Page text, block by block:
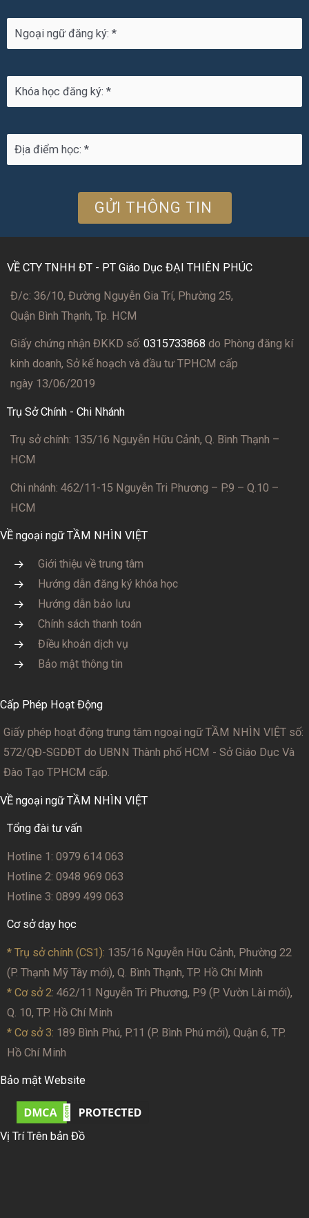
VỀ CTY TNHH ĐT - PT Giáo Dục ĐẠI THIÊN PHÚC
Đ/c: 36/10, Đường Nguyễn Gia Trí, Phường 25,
Quận Bình Thạnh, Tp. HCM
Giấy chứng nhận ĐKKD số: 0315733868 do Phòng đăng kí
kinh doanh, Sở kế hoạch và đầu tư TPHCM cấp
ngày 13/06/2019
Trụ Sở Chính - Chi Nhánh
Trụ sở chính: 135/16 Nguyễn Hữu Cảnh, Q. Bình Thạnh –
HCM
Chi nhánh: 462/11-15 Nguyễn Tri Phương – P.9 – Q.10 –
HCM
VỀ ngoại ngữ TẦM NHÌN VIỆT
Giới thiệu về trung tâm
Hướng dẫn đăng ký khóa học
Hướng dẫn bảo lưu
Chính sách thanh toán
Điều khoản dịch vụ
Bảo mật thông tin
Cấp Phép Hoạt Động
Giấy phép hoạt động trung tâm ngoại ngữ TẦM NHÌN VIỆT số:
572/QĐ-SGDĐT do UBNN Thành phố HCM - Sở Giáo Dục Và
Đào Tạo TPHCM cấp.
VỀ ngoại ngữ TẦM NHÌN VIỆT
Tổng đài tư vấn
Hotline 1: 0979 614 063
Hotline 2: 0948 969 063
Hotline 3: 0899 499 063
Cơ sở dạy học
* Trụ sở chính (CS1): 135/16 Nguyễn Hữu Cảnh, Phường 22
(P. Thạnh Mỹ Tây mới), Q. Bình Thạnh, TP. Hồ Chí Minh
* Cơ sở 2: 462/11 Nguyễn Tri Phương, P.9 (P. Vườn Lài mới),
Q. 10, TP. Hồ Chí Minh
* Cơ sở 3: 189 Bình Phú, P.11 (P. Bình Phú mới), Quận 6, TP.
Hồ Chí Minh
Bảo mật Website
Vị Trí Trên bản Đồ